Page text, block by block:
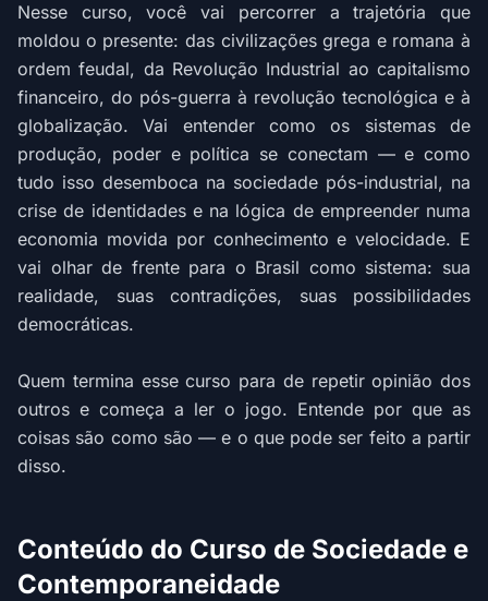
Nesse curso, você vai percorrer a trajetória que
moldou o presente: das civilizações grega e romana à
ordem feudal, da Revolução Industrial ao capitalismo
financeiro, do pós-guerra à revolução tecnológica e à
globalização. Vai entender como os sistemas de
produção, poder e política se conectam — e como
tudo isso desemboca na sociedade pós-industrial, na
crise de identidades e na lógica de empreender numa
economia movida por conhecimento e velocidade. E
vai olhar de frente para o Brasil como sistema: sua
realidade, suas contradições, suas possibilidades
democráticas.
Quem termina esse curso para de repetir opinião dos
outros e começa a ler o jogo. Entende por que as
coisas são como são — e o que pode ser feito a partir
disso.
Conteúdo do Curso de Sociedade e
Contemporaneidade